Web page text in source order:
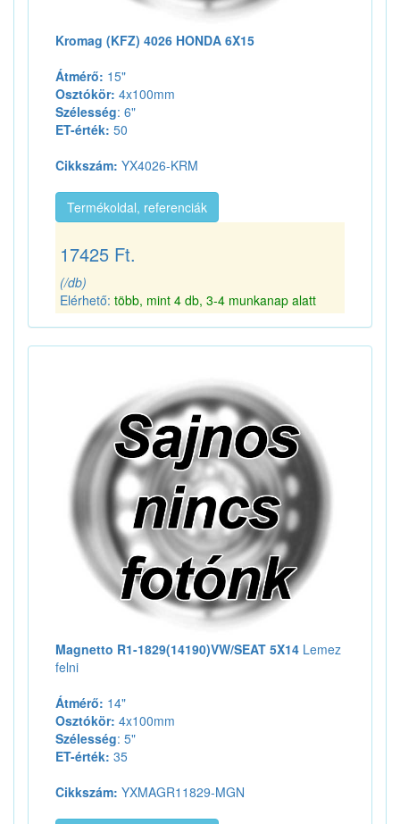
Kromag (KFZ) 4026 HONDA 6X15
Átmérő: 15"
Osztókör: 4x100mm
Szélesség: 6"
ET-érték: 50
Cikkszám: YX4026-KRM
Termékoldal, referenciák
17425 Ft.
(/db)
Elérhető: több, mint 4 db, 3-4 munkanap alatt
Magnetto R1-1829(14190)VW/SEAT 5X14 Lemez
felni
Átmérő: 14"
Osztókör: 4x100mm
Szélesség: 5"
ET-érték: 35
Cikkszám: YXMAGR11829-MGN